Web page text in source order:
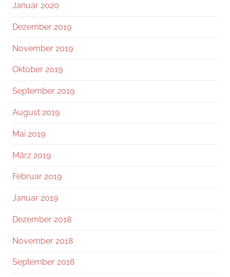
Januar 2020
Dezember 2019
November 2019
Oktober 2019
September 2019
August 2019
Mai 2019
März 2019
Februar 2019
Januar 2019
Dezember 2018
November 2018
September 2018